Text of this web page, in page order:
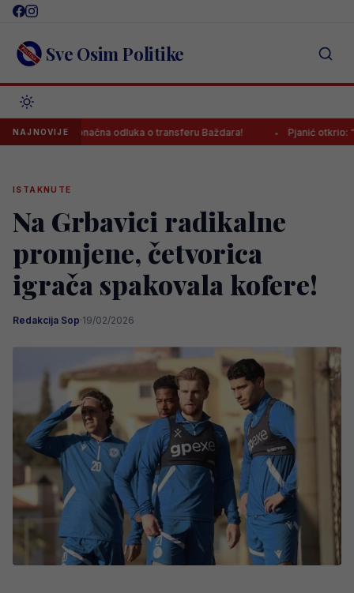
Skip
content Sve Osim Politike
NAJNOVIJE
konačna odluka o transferu Baždara! Pjanić otkrio: “Za
ISTAKNUTE
Na Grbavici radikalne
promjene, četvorica
igrača spakovala kofere!
Redakcija Sop·19/02/2026